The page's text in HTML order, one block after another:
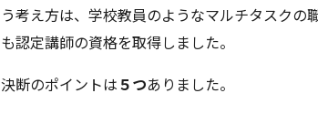
う考え方は、学校教員のようなマルチタスク
も認定講師の資格を取得しました。
決断のポイントは５つありました。